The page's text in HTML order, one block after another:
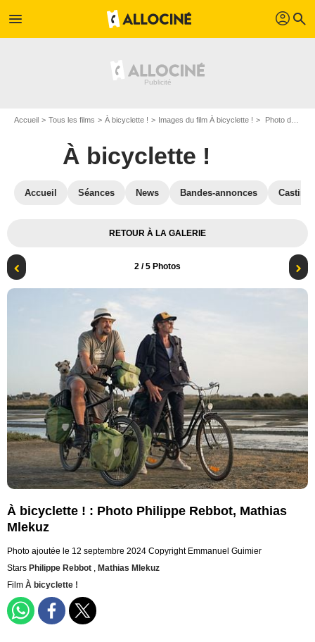
menu profil search
Accueil Tous les films À bicyclette ! Images du film À bicyclette ! Photo du film À bicyclette ! - Photo 2
À bicyclette !
Accueil Séances News Bandes-annonces Casting
RETOUR À LA GALERIE
2 / 5 Photos
À bicyclette ! : Photo Philippe Rebbot, Mathias
Mlekuz
Photo ajoutée le 12 septembre 2024 Copyright Emmanuel Guimier
Stars Philippe Rebbot , Mathias Mlekuz
Film À bicyclette !